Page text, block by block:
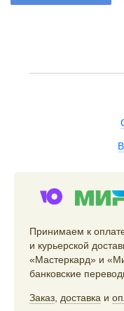
Принимаем к
и курьерской
«Мастеркард» и
банковские
Заказ доставка и